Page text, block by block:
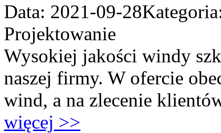
Data: 2021-09-28
Projektowanie
Wysokiej jakości windy
naszej firmy. W ofercie
wind, a na zlecenie
więcej >>